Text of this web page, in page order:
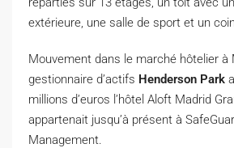
extérieure, une salle de sport et un
Mouvement dans le marché hôtelier à
gestionnaire d’actifs Henderson Park
millions d’euros l’hôtel Aloft Madrid
appartenait jusqu’à présent à
Management.